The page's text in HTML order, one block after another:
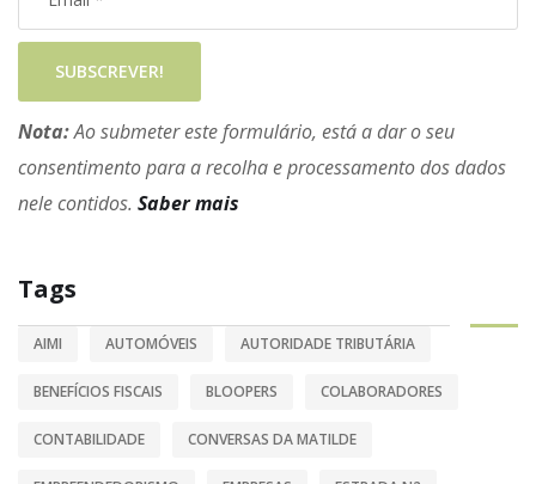
SUBSCREVER!
Nota:Ao submeter este formulário, está a dar o seu
consentimento para a recolha e processamento dos dados
nele contidos. Saber mais
Tags
AIMI AUTOMÓVEIS AUTORIDADE TRIBUTÁRIA
BENEFÍCIOS FISCAIS BLOOPERS COLABORADORES
CONTABILIDADE CONVERSAS DA MATILDE